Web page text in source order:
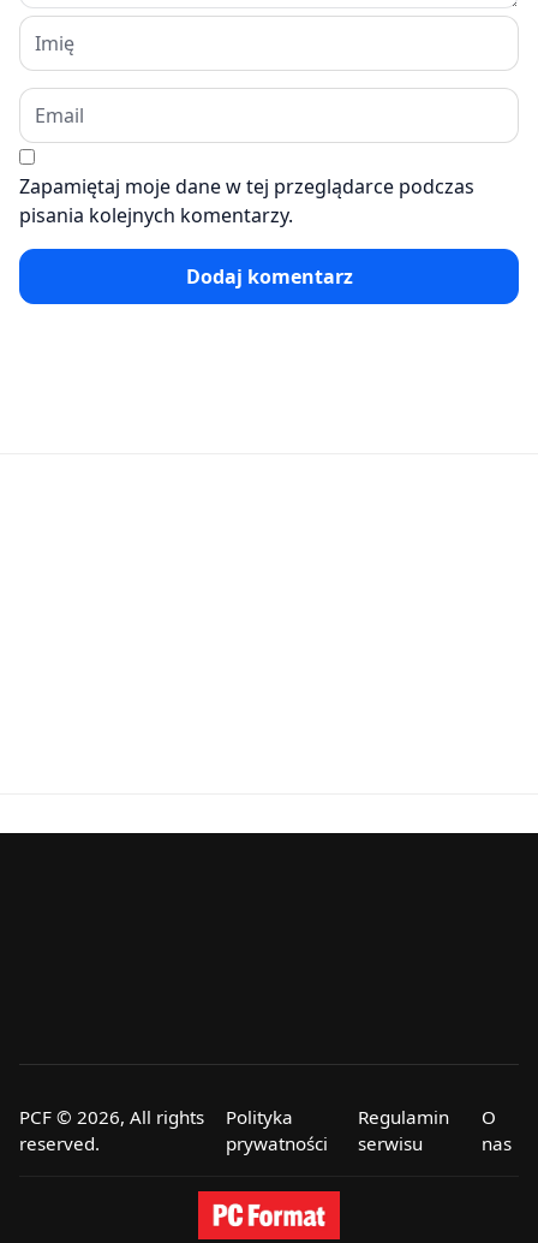
Zapamiętaj moje dane w tej przeglądarce podczas
pisania kolejnych komentarzy.
Dodaj komentarz
PCF © 2026, All rights
reserved.
Polityka
prywatności
Regulamin
serwisu
O
nas